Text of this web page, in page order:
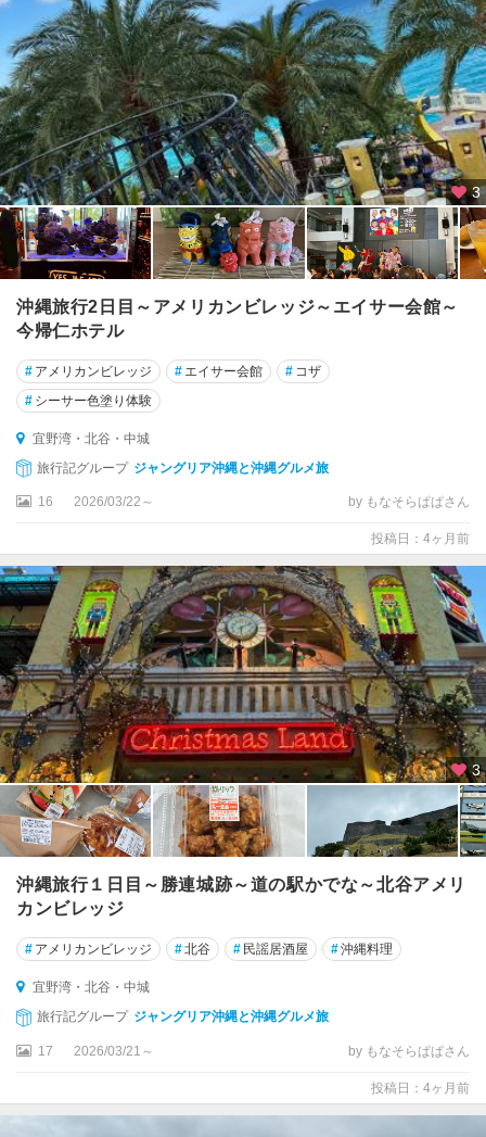
3
沖縄旅行2日目～アメリカンビレッジ～エイサー会館～
今帰仁ホテル
# アメリカンビレッジ # エイサー会館 # コザ
# シーサー色塗り体験
宜野湾・北谷・中城
旅行記グループ ジャングリア沖縄と沖縄グルメ旅
16 2026/03/22～ by もなそらぱぱさん
投稿日：4ヶ月前
3
沖縄旅行１日目～勝連城跡～道の駅かでな～北谷アメリ
カンビレッジ
# アメリカンビレッジ #北谷 # 民謡居酒屋 #沖縄料理
宜野湾・北谷・中城
旅行記グループ ジャングリア沖縄と沖縄グルメ旅
17 2026/03/21～ by もなそらぱぱさん
投稿日：4ヶ月前